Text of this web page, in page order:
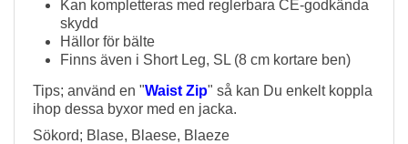
Kan kompletteras med reglerbara CE-godkända
skydd
Hällor för bälte
Finns även i Short Leg, SL (8 cm kortare ben)
Tips; använd en "Waist Zip" så kan Du enkelt koppla
ihop dessa byxor med en jacka.
Sökord; Blase, Blaese, Blaeze